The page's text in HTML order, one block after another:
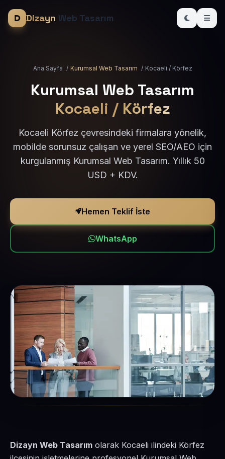
Dizayn Web Tasarım
Ana Sayfa / Kurumsal Web Tasarım / Kocaeli / Körfez
Kurumsal Web Tasarım
Kocaeli / Körfez
Kocaeli Körfez çevresindeki firmalara yönelik,
mobilde sorunsuz çalışan ve yerel SEO/AEO için
kurgulanmış Kurumsal Web Tasarım. Yıllık 50
USD + KDV.
Hemen Teklif İste
WhatsApp
Dizayn Web Tasarım olarak Kocaeli ilindeki Körfez